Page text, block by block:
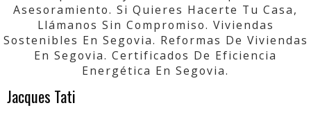
Asesoramiento. Si Quieres Hacerte Tu Casa,
Llámanos Sin Compromiso. Viviendas
Sostenibles En Segovia. Reformas De Viviendas
En Segovia. Certificados De Eficiencia
Energética En Segovia.
Jacques Tati